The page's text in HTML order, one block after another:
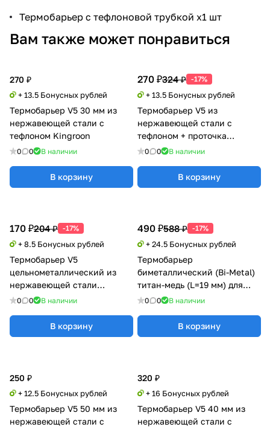
Термобарьер с тефлоновой трубкой x1 шт
Вам также может понравиться
270 ₽
+ 13.5 Бонусных рублей
Термобарьер V5 30 мм из
нержавеющей стали с
тефлоном Kingroon
0 0 В наличии
В корзину
270 ₽324 ₽ -17%
+ 13.5 Бонусных рублей
Термобарьер V5 из
нержавеющей стали с
тефлоном + проточка
Kingroon
0 0 В наличии
В корзину
490 ₽588 ₽ -17%
+ 24.5 Бонусных рублей
Термобарьер
биметаллический (Bi-Metal)
титан-медь (L=19 мм) для
Ender-3 S1
0 0 В наличии
В корзину
250 ₽
+ 12.5 Бонусных рублей
Термобарьер V5 50 мм из
нержавеющей стали с
320 ₽
+ 16 Бонусных рублей
Термобарьер V5 40 мм из
нержавеющей стали с
170 ₽204 ₽ -17%
+ 8.5 Бонусных рублей
Термобарьер V5
цельнометаллический из
нержавеющей стали
Kingroon
0 0 В наличии
В корзину